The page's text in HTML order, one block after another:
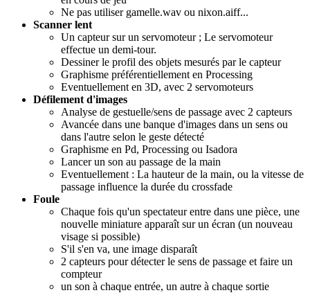
Ne pas utiliser gamelle.wav ou nixon.aiff...
Scanner lent
Un capteur sur un servomoteur ; Le servomoteur
effectue un demi-tour.
Dessiner le profil des objets mesurés par le capteur
Graphisme préférentiellement en Processing
Eventuellement en 3D, avec 2 servomoteurs
Défilement d'images
Analyse de gestuelle/sens de passage avec 2 capteurs
Avancée dans une banque d'images dans un sens ou
dans l'autre selon le geste détecté
Graphisme en Pd, Processing ou Isadora
Lancer un son au passage de la main
Eventuellement : La hauteur de la main, ou la vitesse de
passage influence la durée du crossfade
Foule
Chaque fois qu'un spectateur entre dans une pièce, une
nouvelle miniature apparaît sur un écran (un nouveau
visage si possible)
S'il s'en va, une image disparaît
2 capteurs pour détecter le sens de passage et faire un
compteur
un son à chaque entrée, un autre à chaque sortie